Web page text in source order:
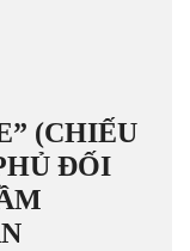
(CHIẾU
ĐỐI